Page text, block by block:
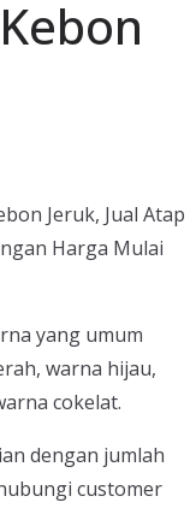
Jeruk, Jual Atap
Harga Mulai
yang umum
warna hijau,
cokelat.
dengan jumlah
customer